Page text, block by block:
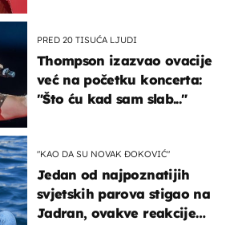
PRED 20 TISUĆA LJUDI
Thompson izazvao ovacije
već na početku koncerta:
"Što ću kad sam slab..."
"KAO DA SU NOVAK ĐOKOVIĆ"
Jedan od najpoznatijih
svjetskih parova stigao na
Jadran, ovakve reakcije